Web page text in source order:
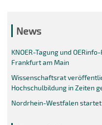
News
KNOER-Tagung und
Frankfurt am Main
Wissenschaftsrat
Hochschulbildung in Zeiten
Nordrhein-Westfalen